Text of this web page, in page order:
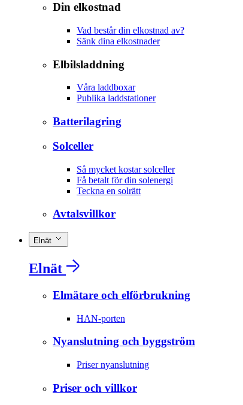
Din elkostnad
Vad består din elkostnad av?
Sänk dina elkostnader
Elbilsladdning
Våra laddboxar
Publika laddstationer
Batterilagring
Solceller
Så mycket kostar solceller
Få betalt för din solenergi
Teckna en solrätt
Avtalsvillkor
Elnät
Elnät
Elmätare och elförbrukning
HAN-porten
Nyanslutning och byggström
Priser nyanslutning
Priser och villkor